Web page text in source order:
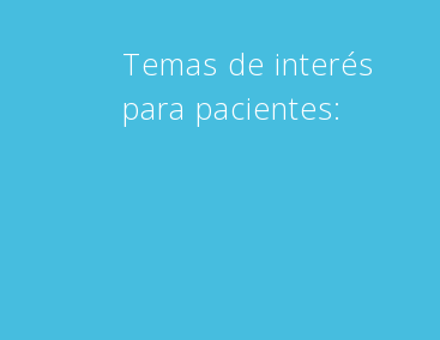
Temas de interés
para pacientes: